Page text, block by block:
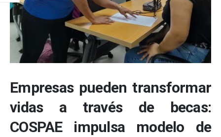
Empresas pueden transformar
vidas a través de becas:
COSPAE impulsa modelo de